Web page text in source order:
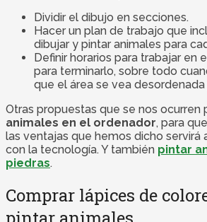
Dividir el dibujo en secciones.
Hacer un plan de trabajo que
dibujar y pintar animales para
Definir horarios para trabajar en
para terminarlo, sobre todo
que el área se vea
Otras propuestas que se nos ocurren
animales en el ordenador, para
las ventajas que hemos dicho servirá
con la tecnología. Y también pintar
piedras.
Comprar lápices de